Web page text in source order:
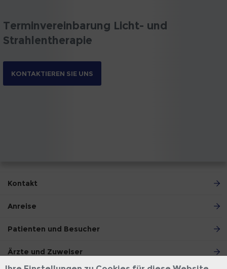
Terminvereinbarung Licht- und
Strahlentherapie
KONTAKTIEREN SIE UNS
Kontakt
Anreise
Patienten und Besucher
Ärzte und Zuweiser